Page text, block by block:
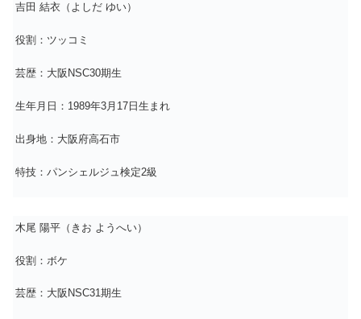
吉田 結衣（よしだ ゆい）
役割：ツッコミ
芸歴：大阪NSC30期生
生年月日：1989年3月17日生まれ
出身地：大阪府高石市
特技：パンシェルジュ検定2級
木尾 陽平（きお ようへい）
役割：ボケ
芸歴：大阪NSC31期生